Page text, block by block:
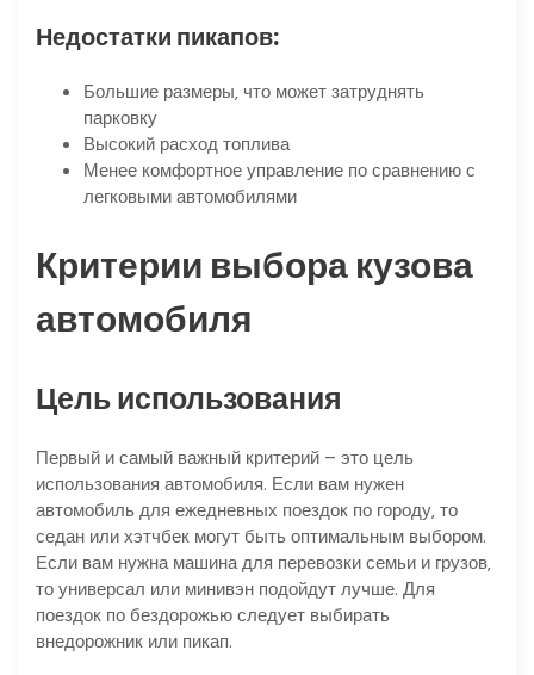
Недостатки пикапов:
Большие размеры‚ что может затруднять
парковку
Высокий расход топлива
Менее комфортное управление по сравнению с
легковыми автомобилями
Критерии выбора кузова
автомобиля
Цель использования
Первый и самый важный критерий – это цель
использования автомобиля. Если вам нужен
автомобиль для ежедневных поездок по городу‚ то
седан или хэтчбек могут быть оптимальным выбором.
Если вам нужна машина для перевозки семьи и грузов‚
то универсал или минивэн подойдут лучше. Для
поездок по бездорожью следует выбирать
внедорожник или пикап.